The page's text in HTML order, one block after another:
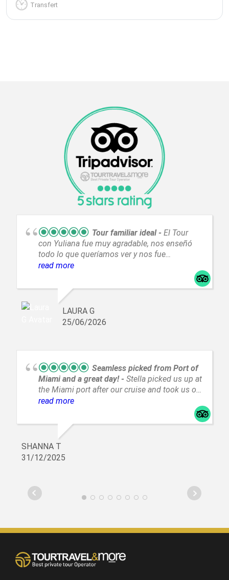
Transfert
Tour familiar ideal
El Tour
con Yuliana fue muy agradable, nos enseñó
todo lo que queríamos ver y nos fue
explicando todo muy bien. Fue muy atenta y
read more
LAURA G
25/06/2026
Seamless picked from Port of
Miami and a great day!
Stella picked us up at
the Miami port after our cruise and took us on
a fantastic tour of Everglades. Such a great
read more
SHANNA T
31/12/2025